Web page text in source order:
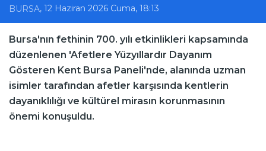
BURSA, 12 Haziran 2026 Cuma, 18:13
Bursa'nın fethinin 700. yılı etkinlikleri kapsamında
düzenlenen 'Afetlere Yüzyıllardır Dayanım
Gösteren Kent Bursa Paneli'nde, alanında uzman
isimler tarafından afetler karşısında kentlerin
dayanıklılığı ve kültürel mirasın korunmasının
önemi konuşuldu.